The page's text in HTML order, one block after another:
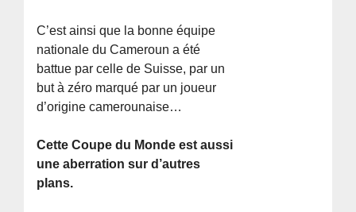
C’est ainsi que la bonne équipe
nationale du Cameroun a été
battue par celle de Suisse, par un
but à zéro marqué par un joueur
d’origine camerounaise…
Cette Coupe du Monde est aussi
une aberration sur d’autres
plans.